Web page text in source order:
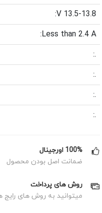
13.5-13.8 V:
Less than 2.4 A:
.:
.:
.:
.:
100% اورجینال
ضمانت اصل بودن محصول
روش های پرداخت
میتوانید به روش های رایج